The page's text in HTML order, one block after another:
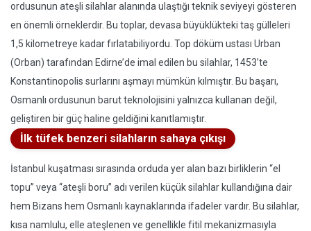
ordusunun ateşli silahlar alanında ulaştığı teknik seviyeyi gösteren
en önemli örneklerdir. Bu toplar, devasa büyüklükteki taş gülleleri
1,5 kilometreye kadar fırlatabiliyordu. Top döküm ustası Urban
(Orban) tarafından Edirne’de imal edilen bu silahlar, 1453’te
Konstantinopolis surlarını aşmayı mümkün kılmıştır. Bu başarı,
Osmanlı ordusunun barut teknolojisini yalnızca kullanan değil,
geliştiren bir güç haline geldiğini kanıtlamıştır.
İlk tüfek benzeri silahların sahaya çıkışı
İstanbul kuşatması sırasında orduda yer alan bazı birliklerin “el
topu” veya “ateşli boru” adı verilen küçük silahlar kullandığına dair
hem Bizans hem Osmanlı kaynaklarında ifadeler vardır. Bu silahlar,
kısa namlulu, elle ateşlenen ve genellikle fitil mekanizmasıyla